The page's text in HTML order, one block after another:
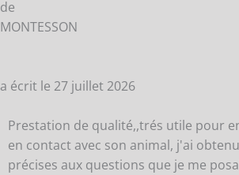
de
MONTESSON
a écrit le 27 juillet 2026
Prestation de qualité,,trés utile pour
en contact avec son animal, j'ai
précises aux questions que je me